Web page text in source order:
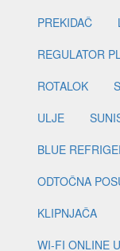
PREKIDAČ
REGULATOR
ROTALOK
ULJE
BLUE
ODTOČNA
KLIPNJAČA
WI-FI ONLINE